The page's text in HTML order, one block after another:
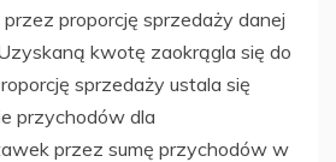
proporcję sprzedaży danej
kwotę zaokrągla się do
sprzedaży ustala się
przychodów dla
przez sumę przychodów w